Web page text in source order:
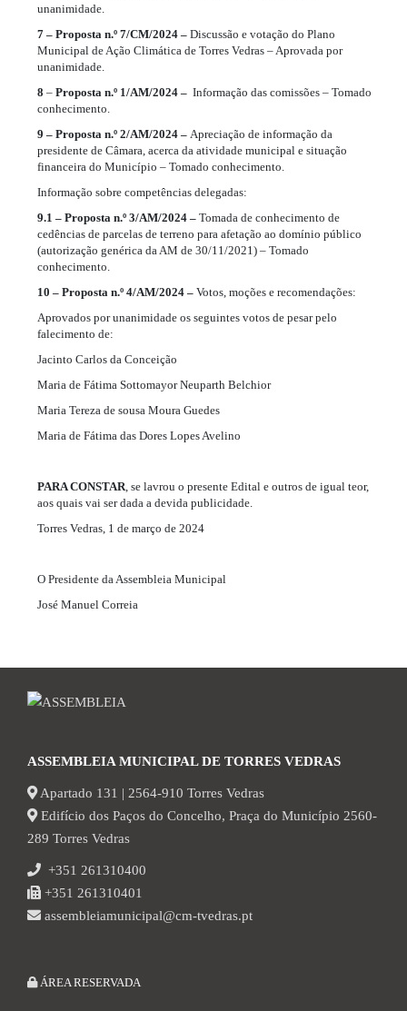
unanimidade.
7 – Proposta n.º 7/CM/2024 – Discussão e votação do Plano
Municipal de Ação Climática de Torres Vedras – Aprovada por
unanimidade.
8 – Proposta n.º 1/AM/2024 – Informação das comissões – Tomado
conhecimento.
9 – Proposta n.º 2/AM/2024 – Apreciação de informação da
presidente de Câmara, acerca da atividade municipal e situação
financeira do Município – Tomado conhecimento.
Informação sobre competências delegadas:
9.1 – Proposta n.º 3/AM/2024 – Tomada de conhecimento de
cedências de parcelas de terreno para afetação ao domínio público
(autorização genérica da AM de 30/11/2021) – Tomado
conhecimento.
10 – Proposta n.º 4/AM/2024 – Votos, moções e recomendações:
Aprovados por unanimidade os seguintes votos de pesar pelo
falecimento de:
Jacinto Carlos da Conceição
Maria de Fátima Sottomayor Neuparth Belchior
Maria Tereza de sousa Moura Guedes
Maria de Fátima das Dores Lopes Avelino
PARA CONSTAR , se lavrou o presente Edital e outros de igual teor,
aos quais vai ser dada a devida publicidade.
Torres Vedras, 1 de março de 2024
O Presidente da Assembleia Municipal
José Manuel Correia
ASSEMBLEIA MUNICIPAL DE TORRES VEDRAS
Apartado 131 | 2564-910 Torres Vedras
Edifício dos Paços do Concelho, Praça do Município 2560-
289 Torres Vedras
+351 261310400
+351 261310401
assembleiamunicipal@cm-tvedras.pt
ÁREA RESERVADA